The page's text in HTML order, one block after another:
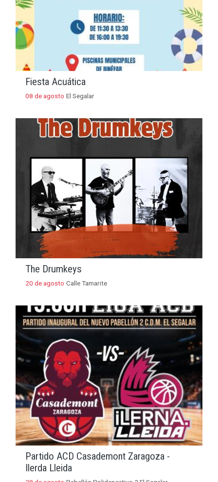
Fiesta Acuática
08 de agosto El Segalar
The Drumkeys
20 de agosto Calle Tamarite
Partido ACD Casademont Zaragoza -
Ilerda Lleida